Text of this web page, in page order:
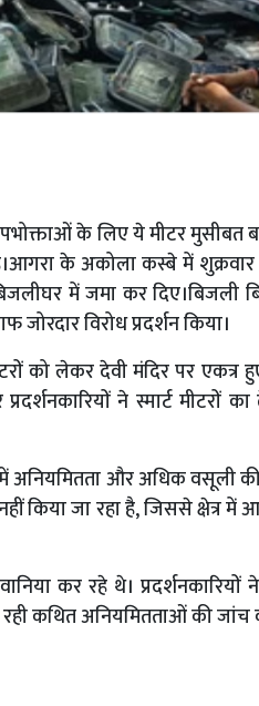
के लिए ये मीटर
के अकोला कस्बे में शुक्रवार
में जमा कर दिए।बिजली
विरोध प्रदर्शन किया।
को लेकर देवी मंदिर पर
ने स्मार्ट मीटरों
में अनियमितता और अधिक वसूली
किया जा रहा है, जिससे क्षेत्र में
कर रहे थे। प्रदर्शनकारियों
रही कथित अनियमितताओं की जांच